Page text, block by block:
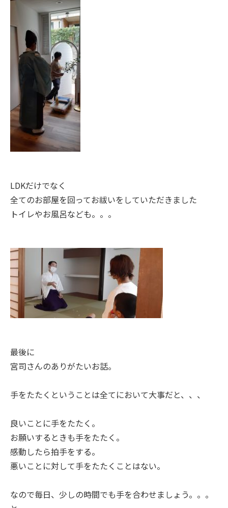
LDKだけでなく
全てのお部屋を回ってお祓いをしていただきました
トイレやお風呂なども。。。
最後に
宮司さんのありがたいお話。
手をたたくということは全てにおいて大事だと、、、
良いことに手をたたく。
お願いするときも手をたたく。
感動したら拍手をする。
悪いことに対して手をたたくことはない。
なので毎日、少しの時間でも手を合わせましょう。。。